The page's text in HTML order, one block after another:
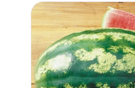
Rúcula
Tomate